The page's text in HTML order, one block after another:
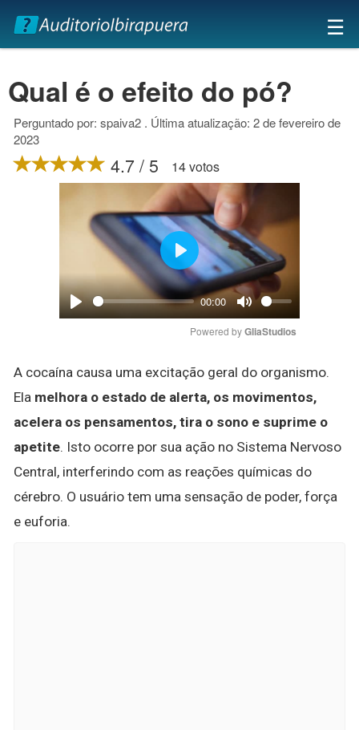
×
☰
Qual é o efeito do pó?
Perguntado por: spaiva2 . Última atualização: 2 de fevereiro de
2023
4.7 / 5 14 votos
Play
00:00
Mute
Play
Powered by GliaStudios
A cocaína causa uma excitação geral do organismo.
Ela melhora o estado de alerta, os movimentos,
acelera os pensamentos, tira o sono e suprime o
apetite. Isto ocorre por sua ação no Sistema Nervoso
Central, interferindo com as reações químicas do
cérebro. O usuário tem uma sensação de poder, força
e euforia.